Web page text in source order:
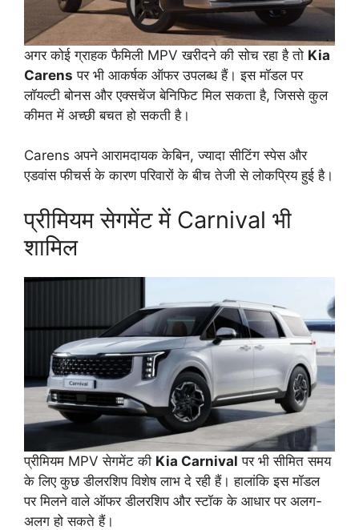
अगर कोई ग्राहक फैमिली MPV खरीदने की सोच रहा है तो Kia
Carens पर भी आकर्षक ऑफर उपलब्ध हैं। इस मॉडल पर
लॉयल्टी बोनस और एक्सचेंज बेनिफिट मिल सकता है, जिससे कुल
कीमत में अच्छी बचत हो सकती है।
Carens अपने आरामदायक केबिन, ज्यादा सीटिंग स्पेस और
एडवांस फीचर्स के कारण परिवारों के बीच तेजी से लोकप्रिय हुई है।
प्रीमियम सेगमेंट में Carnival भी
शामिल
प्रीमियम MPV सेगमेंट की Kia Carnival पर भी सीमित समय
के लिए कुछ डीलरशिप विशेष लाभ दे रही हैं। हालांकि इस मॉडल
पर मिलने वाले ऑफर डीलरशिप और स्टॉक के आधार पर अलग-
अलग हो सकते हैं।